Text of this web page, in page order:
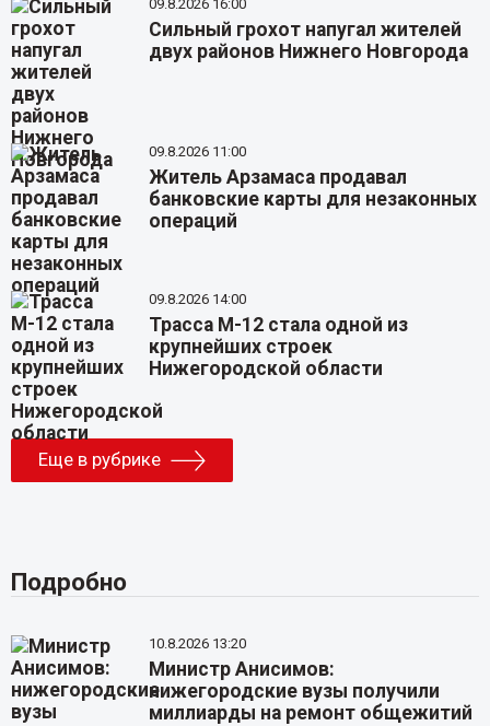
09.8.2026 16:00
Сильный грохот напугал жителей
двух районов Нижнего Новгорода
09.8.2026 11:00
Житель Арзамаса продавал
банковские карты для незаконных
операций
09.8.2026 14:00
Трасса М-12 стала одной из
крупнейших строек
Нижегородской области
Еще в рубрике
Подробно
10.8.2026 13:20
Министр Анисимов:
нижегородские вузы получили
миллиарды на ремонт общежитий